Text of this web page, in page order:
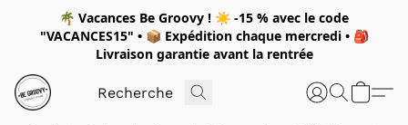
🌴 Vacances Be Groovy ! ☀️ -15 % avec le code
"VACANCES15" • 📦 Expédition chaque mercredi• 🎒
Livraison garantie avant la rentrée